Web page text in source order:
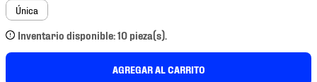
Única
Inventario disponible: 10 pieza(s).
AGREGAR AL CARRITO
5.
mochila
6.
jersey
7.
mochilas